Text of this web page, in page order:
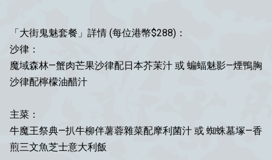
「大街鬼魅套餐」詳情 (每位港幣$288)：
沙律：
魔域森林—蟹肉芒果沙律配日本芥茉汁 或 蝙蝠魅影—煙鴨胸
沙律配檸檬油醋汁
主菜：
牛魔王祭典—扒牛柳伴薯蓉雜菜配摩利菌汁 或 蜘蛛墓塚—香
煎三文魚芝士意大利飯